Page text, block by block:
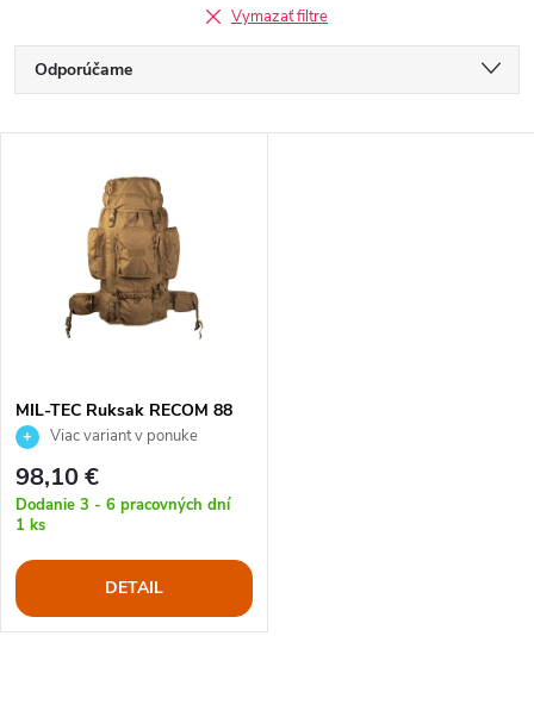
Vymazať filtre
R
a
e
p
r
o
Odporúčame
Najpredávanejšie
Abecedne
s
p
r
o
d
MIL-TEC Ruksak RECOM 88
ltr. veľkýViac variant v ponuke
98,10 €
Dodanie 3 - 6 pracovných dní
1 ks
DETAIL